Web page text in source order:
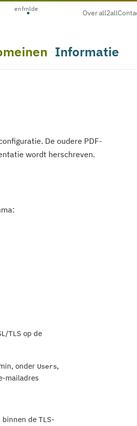
enfrnlde
Over all2all
Informatie
De oudere PDF-
wordt herschreven.
TLS op de
onder Users,
mailadres
de TLS-